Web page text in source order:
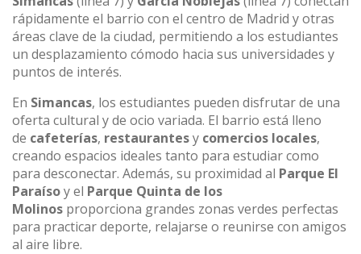
rápidamente el barrio con el centro de Madrid y otras
áreas clave de la ciudad, permitiendo a los estudiantes
un desplazamiento cómodo hacia sus universidades y
puntos de interés.
En Simancas, los estudiantes pueden disfrutar de una
oferta cultural y de ocio variada. El barrio está lleno
de cafeterías, restaurantesy comercios locales,
creando espacios ideales tanto para estudiar como
para desconectar. Además, su proximidad al Parque El
Paraísoy el Parque Quinta de los
Molinos proporciona grandes zonas verdes perfectas
para practicar deporte, relajarse o reunirse con amigos
al aire libre.